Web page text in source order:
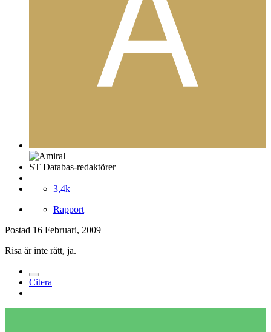
ST Databas-redaktörer
3,4k
Rapport
Postad 16 Februari, 2009
Risa är inte rätt, ja.
Citera